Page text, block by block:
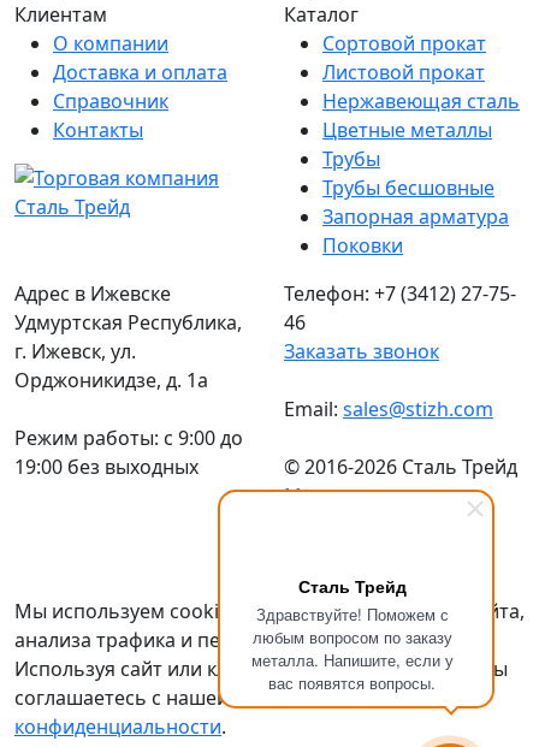
Сталь Трейд
Здравствуйте! Поможем с
любым вопросом по заказу
металла. Напишите, если у
вас появятся вопросы.
Клиентам
О компании
Доставка и оплата
Справочник
Контакты
Каталог
Сортовой прокат
Листовой прокат
Нержавеющая сталь
Цветные металлы
Трубы
Трубы бесшовные
Запорная арматура
Поковки
Адрес в Ижевске
Удмуртская Республика,
г. Ижевск, ул.
Орджоникидзе, д. 1а
Режим работы: c 9:00 до
19:00 без выходных
Телефон: +7 (3412) 27-75-
46
Заказать звонок
Email: sales@stizh.com
© 2016-2026 Сталь Трейд
Металлопрокатпо
конфиденциальности
Мы используем cookies для улучшения работы сайта,
анализа трафика и персонализации.
Используя сайт или кликая на кнопку "Понятно", вы
соглашаетесь с нашей
политикой
конфиденциальности.